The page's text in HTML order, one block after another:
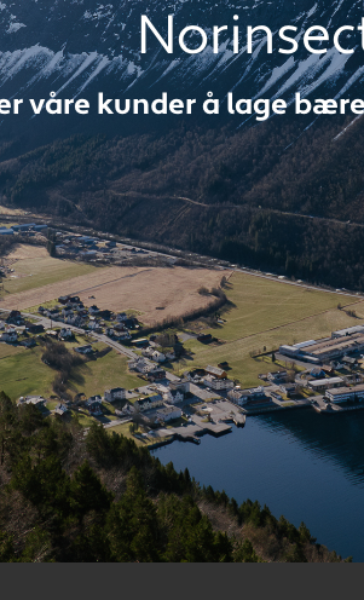
våre kunder å lage